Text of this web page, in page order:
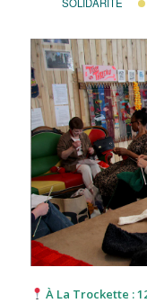
À La Trockette :